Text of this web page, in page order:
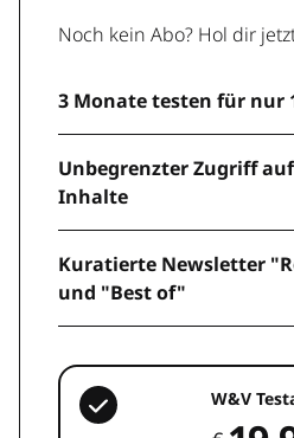
Noch kein Abo? Hol dir
3 Monate testen für nur
Unbegrenzter Zugriff
Inhalte
Kuratierte Newsletter
und "Best of"
W&V